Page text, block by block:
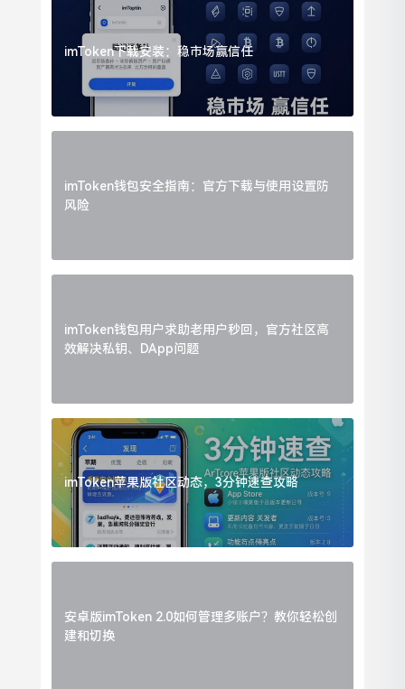
imToken下载安装：稳市场赢信任
imToken钱包安全指南：官方下载与使用设置防
风险
imToken钱包用户求助老用户秒回，官方社区高
效解决私钥、DApp问题
imToken苹果版社区动态，3分钟速查攻略
安卓版imToken 2.0如何管理多账户？教你轻松创
建和切换